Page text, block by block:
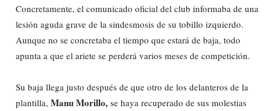
Concretamente, el comunicado oficial del club informaba de una
lesión aguda grave de la sindesmosis de su tobillo izquierdo.
Aunque no se concretaba el tiempo que estará de baja, todo
apunta a que el ariete se perderá varios meses de competición.
Su baja llega justo después de que otro de los delanteros de la
plantilla, Manu Morillo, se haya recuperado de sus molestias